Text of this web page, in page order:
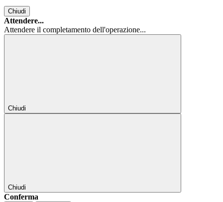
Chiudi
Attendere...
Attendere il completamento dell'operazione...
Chiudi
Chiudi
Conferma